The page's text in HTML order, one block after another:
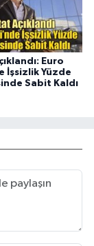
Euro
İşsizlik Yüzde
Sabit Kaldı